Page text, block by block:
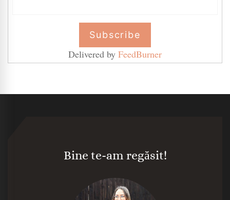
Delivered by FeedBurner
Bine te-am regăsit!